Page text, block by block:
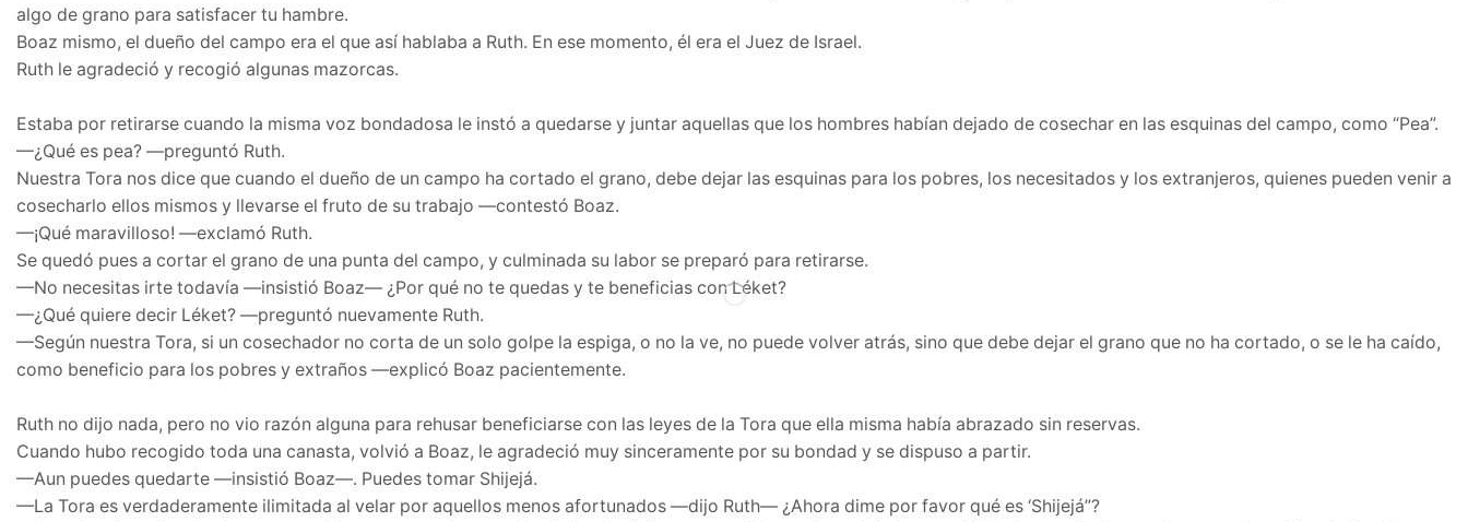
algo de grano para satisfacer tu hambre.
Boaz mismo, el dueño del campo era el que así hablaba a Ruth. En ese momento, él era el Juez de Israel.
Ruth le agradeció y recogió algunas mazorcas.
Estaba por retirarse cuando la misma voz bondadosa le instó a quedarse y juntar aquellas que los hombres habían dejado de cosechar en las esquinas del campo, como “Pea”.
—¿Qué es pea? —preguntó Ruth.
Nuestra Tora nos dice que cuando el dueño de un campo ha cortado el grano, debe dejar las esquinas para los pobres, los necesitados y los extranjeros, quienes pueden venir a
cosecharlo ellos mismos y llevarse el fruto de su trabajo —contestó Boaz.
—¡Qué maravilloso! —exclamó Ruth.
Se quedó pues a cortar el grano de una punta del campo, y culminada su labor se preparó para retirarse.
—No necesitas irte todavía —insistió Boaz— ¿Por qué no te quedas y te beneficias con Léket?
—¿Qué quiere decir Léket? —preguntó nuevamente Ruth.
—Según nuestra Tora, si un cosechador no corta de un solo golpe la espiga, o no la ve, no puede volver atrás, sino que debe dejar el grano que no ha cortado, o se le ha caído,
como beneficio para los pobres y extraños —explicó Boaz pacientemente.
Ruth no dijo nada, pero no vio razón alguna para rehusar beneficiarse con las leyes de la Tora que ella misma había abrazado sin reservas.
Cuando hubo recogido toda una canasta, volvió a Boaz, le agradeció muy sinceramente por su bondad y se dispuso a partir.
—Aun puedes quedarte —insistió Boaz—. Puedes tomar Shijejá.
—La Tora es verdaderamente ilimitada al velar por aquellos menos afortunados —dijo Ruth— ¿Ahora dime por favor qué es ‘Shijejá”?